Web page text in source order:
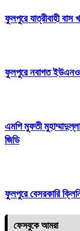
ফুলপুরে যাত্রীবাহী
ফুলপুরে নবাগত
এমপি মুফতী
জিডি
ফুলপুরে বেসরকারি
ফেসবুকে আমরা